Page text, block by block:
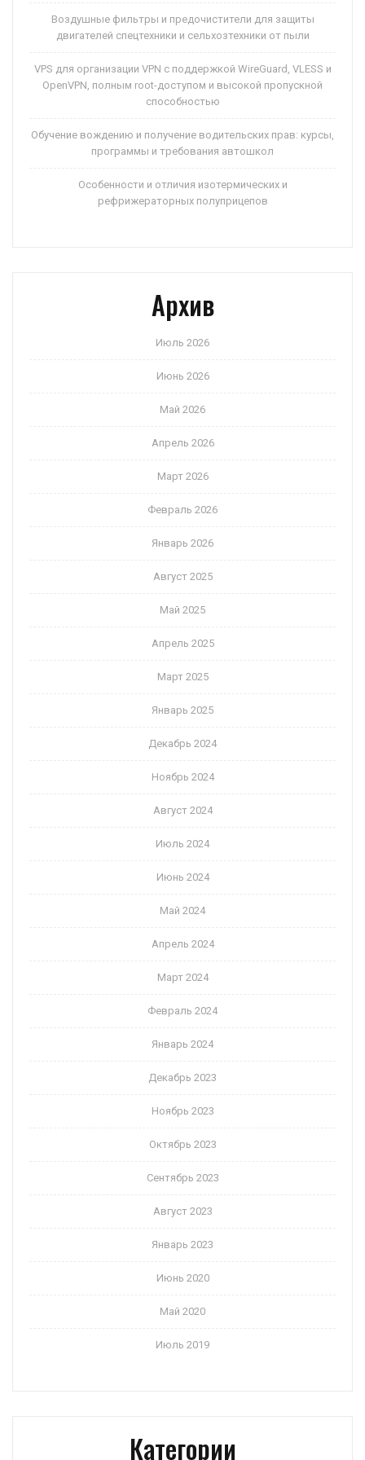
Воздушные фильтры и предочистители для защиты
двигателей спецтехники и сельхозтехники от пыли
VPS для организации VPN с поддержкой WireGuard, VLESS и
OpenVPN, полным root-доступом и высокой пропускной
способностью
Обучение вождению и получение водительских прав: курсы,
программы и требования автошкол
Особенности и отличия изотермических и
рефрижераторных полуприцепов
Архив
Июль 2026
Июнь 2026
Май 2026
Апрель 2026
Март 2026
Февраль 2026
Январь 2026
Август 2025
Май 2025
Апрель 2025
Март 2025
Январь 2025
Декабрь 2024
Ноябрь 2024
Август 2024
Июль 2024
Июнь 2024
Май 2024
Апрель 2024
Март 2024
Февраль 2024
Январь 2024
Декабрь 2023
Ноябрь 2023
Октябрь 2023
Сентябрь 2023
Август 2023
Январь 2023
Июнь 2020
Май 2020
Июль 2019
Категории